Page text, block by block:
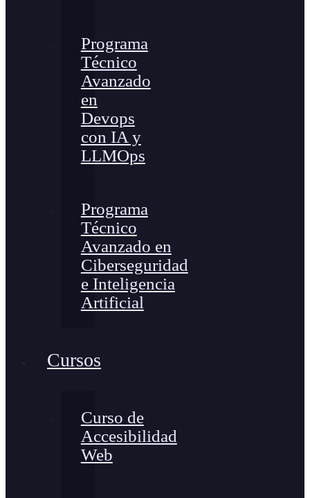
Programa
Técnico
Avanzado
en
Devops
con IA y
LLMOps
Programa
Técnico
Avanzado en
Ciberseguridad
e Inteligencia
Artificial
Cursos
Curso de
Accesibilidad
Web